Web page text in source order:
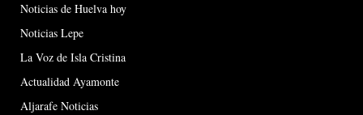
Noticias de Huelva hoy
Noticias Lepe
La Voz de Isla Cristina
Actualidad Ayamonte
Aljarafe Noticias